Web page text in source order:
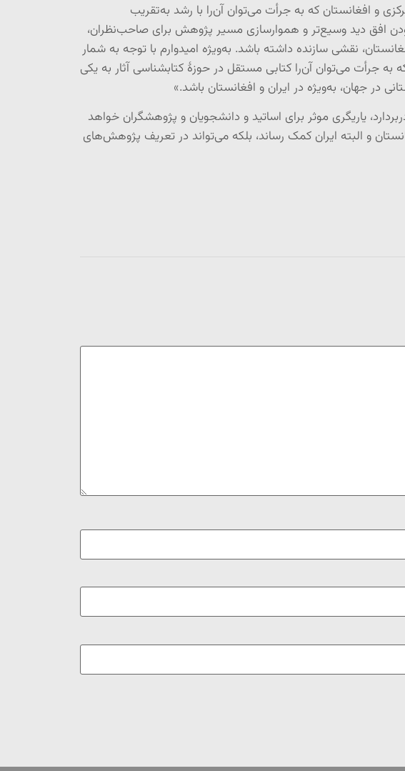
و افغانستان که به جرأت می‌توان آن‌را با رشد به‌تقریب
افق دید وسیع‌تر و هموارسازی مسیر پژوهش برای صاحب‌نظران،
نقشی سازنده داشته باشد. به‌ویژه امیدوارم با توجه به شمار
فصل افغانستان کتابشناسی کنونی (۲۵۲۹ عنوان کتاب) که به جرأت می‌توان آن‌را کتابی مستقل در حوزۀ کتابشناسی آثار به یکی
در جهان، به‌ویژه در ایران و افغانستان باشد.»
یاریگری موثر برای اساتید و دانشجویان و پژوهشگران خواهد
و البته ایران کمک رساند، بلکه می‌تواند در تعریف پژوهش‌های